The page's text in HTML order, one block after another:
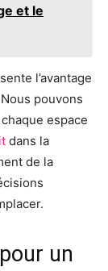
et le
l’avantage
pouvons
espace
dans la
de la
un